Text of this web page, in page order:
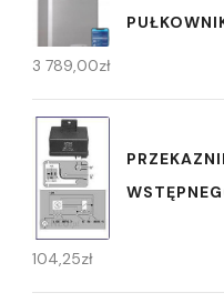
3 789,00zł
104,25zł